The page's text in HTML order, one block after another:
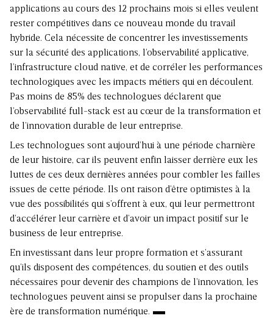
applications au cours des 12 prochains mois si elles veulent
rester compétitives dans ce nouveau monde du travail
hybride. Cela nécessite de concentrer les investissements
sur la sécurité des applications, l’observabilité applicative,
l’infrastructure cloud native, et de corréler les performances
technologiques avec les impacts métiers qui en découlent.
Pas moins de 85% des technologues déclarent que
l’observabilité full-stack est au cœur de la transformation et
de l’innovation durable de leur entreprise.
Les technologues sont aujourd’hui à une période charnière
de leur histoire, car ils peuvent enfin laisser derrière eux les
luttes de ces deux dernières années pour combler les failles
issues de cette période. Ils ont raison d’être optimistes à la
vue des possibilités qui s’offrent à eux, qui leur permettront
d’accélérer leur carrière et d’avoir un impact positif sur le
business de leur entreprise.
En investissant dans leur propre formation et s’assurant
qu’ils disposent des compétences, du soutien et des outils
nécessaires pour devenir des champions de l’innovation, les
technologues peuvent ainsi se propulser dans la prochaine
ère de transformation numérique.